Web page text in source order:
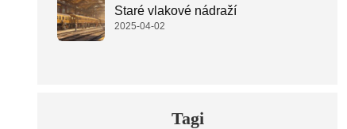
Staré vlakové nádraží
2025-04-02
Tagi